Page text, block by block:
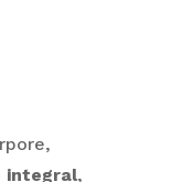
integral,